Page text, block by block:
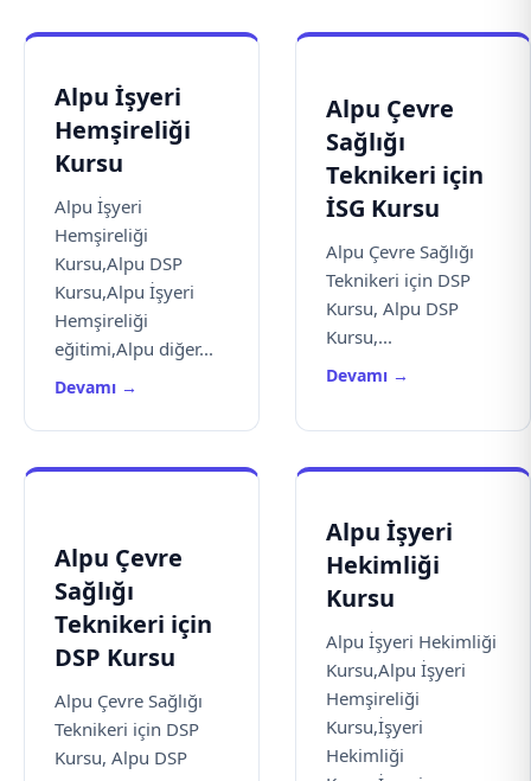
Alpu İşyeri
Hemşireliği
Kursu
Alpu İşyeri
Hemşireliği
Kursu,Alpu DSP
Kursu,Alpu İşyeri
Hemşireliği
eğitimi,Alpu diğer...
Devamı →
Alpu Çevre
Sağlığı
Teknikeri için
İSG Kursu
Alpu Çevre Sağlığı
Teknikeri için DSP
Kursu, Alpu DSP
Kursu,...
Devamı →
Alpu Çevre
Sağlığı
Teknikeri için
DSP Kursu
Alpu Çevre Sağlığı
Teknikeri için DSP
Kursu, Alpu DSP
Alpu İşyeri
Hekimliği
Kursu
Alpu İşyeri Hekimliği
Kursu,Alpu İşyeri
Hemşireliği
Kursu,İşyeri
Hekimliği